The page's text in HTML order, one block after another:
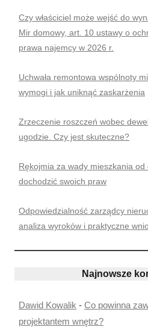
Czy właściciel może wejść do
Mir domowy, art. 10 ustawy o
prawa najemcy w 2026 r.
Uchwała remontowa wspólnoty
wymogi i jak uniknąć zaskarżenia
Zrzeczenie roszczeń wobec
ugodzie. Czy jest skuteczne?
Rękojmia za wady mieszkania
dochodzić swoich praw
Odpowiedzialność zarządcy
analiza wyroków i praktyczne
Najnowsze
Dawid Kowalik -Co powinna
projektantem wnętrz?